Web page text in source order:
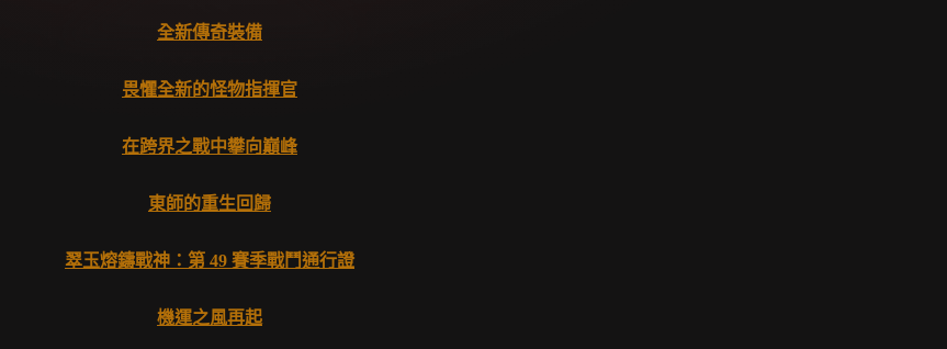
全新傳奇裝備
畏懼全新的怪物指揮官
在跨界之戰中攀向巔峰
東師的重生回歸
翠玉熔鑄戰神：第 49 賽季戰鬥通行證
機運之風再起